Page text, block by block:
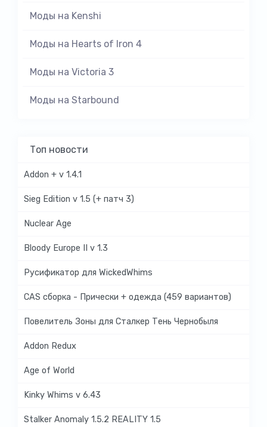
Моды на Kenshi
Моды на Hearts of Iron 4
Моды на Victoria 3
Моды на Starbound
Топ новости
Addon + v 1.4.1
Sieg Edition v 1.5 (+ патч 3)
Nuclear Age
Bloody Europe II v 1.3
Русификатор для WickedWhims
CAS сборка - Прически + одежда (459 вариантов)
Повелитель Зоны для Сталкер Тень Чернобыля
Addon Redux
Age of World
Kinky Whims v 6.43
Stalker Anomaly 1.5.2 REALITY 1.5